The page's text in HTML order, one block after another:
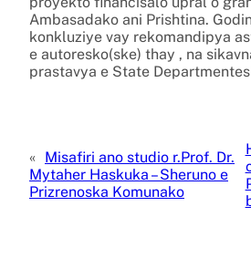
Ambasadako ani Prishtina.
konkluziye vay rekomandipya
e autoresko(ske) thay , na
prastavya e State
« Misafiri ano studio r.Prof. Dr.
Mytaher Haskuka – Sheruno e
Prizrenoska Komunako